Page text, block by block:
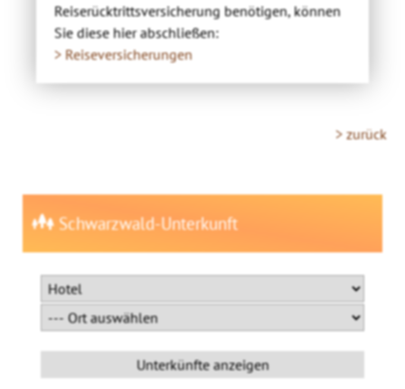
Reiserücktrittsversicherung benötigen, können
Sie diese hier abschließen:
> Reiseversicherungen
> zurück
Schwarzwald-Unterkunft